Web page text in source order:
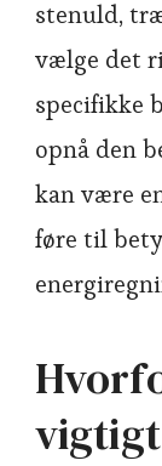
stenuld,
vælge det
specifikke
opnå den
kan være
føre til